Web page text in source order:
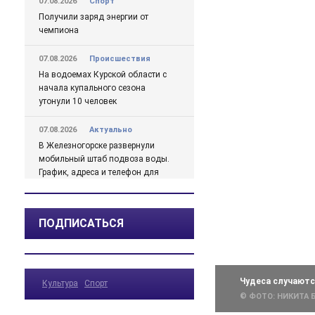
Получили заряд энергии от
чемпиона
07.08.2026 Происшествия
На водоемах Курской области с
начала купального сезона
утонули 10 человек
07.08.2026 Актуально
В Железногорске развернули
мобильный штаб подвоза воды.
График, адреса и телефон для
Михайлов о проблемах с водой
07.08.2026 Актуально
Какая погода ожидается в
Курской области в ближайшие
ПОДПИСАТЬСЯ
Культура Спорт Чудеса
© ФОТО: НИКИТА